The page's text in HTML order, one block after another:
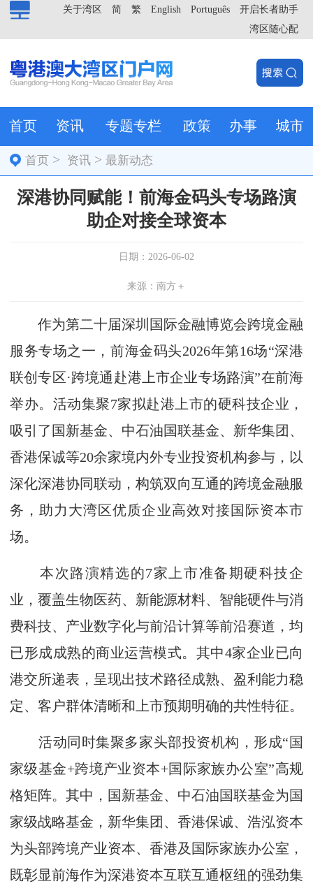
开启长者助手
Português
English
繁
简
关于湾区
湾区随心配
首页 资讯 专题专栏 政策 办事 城市
首页 > 资讯 >最新动态
深港协同赋能！前海金码头专场路演
助企对接全球资本
日期：2026-06-02
来源：南方＋
作为第二十届深圳国际金融博览会跨境金融
服务专场之一，前海金码头2026年第16场“深港
联创专区·跨境通赴港上市企业专场路演”在前海
举办。活动集聚7家拟赴港上市的硬科技企业，
吸引了国新基金、中石油国联基金、新华集团、
香港保诚等20余家境内外专业投资机构参与，以
深化深港协同联动，构筑双向互通的跨境金融服
务，助力大湾区优质企业高效对接国际资本市
场。
本次路演精选的7家上市准备期硬科技企
业，覆盖生物医药、新能源材料、智能硬件与消
费科技、产业数字化与前沿计算等前沿赛道，均
已形成成熟的商业运营模式。其中4家企业已向
港交所递表，呈现出技术路径成熟、盈利能力稳
定、客户群体清晰和上市预期明确的共性特征。
活动同时集聚多家头部投资机构，形成“国
家级基金+跨境产业资本+国际家族办公室”高规
格矩阵。其中，国新基金、中石油国联基金为国
家级战略基金，新华集团、香港保诚、浩泓资本
为头部跨境产业资本、香港及国际家族办公室，
既彰显前海作为深港资本互联互通枢纽的强劲集